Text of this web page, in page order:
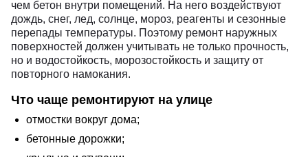
чем бетон внутри помещений. На него воздействуют
дождь, снег, лед, солнце, мороз, реагенты и сезонные
перепады температуры. Поэтому ремонт наружных
поверхностей должен учитывать не только прочность,
но и водостойкость, морозостойкость и защиту от
повторного намокания.
Что чаще ремонтируют на улице
отмостки вокруг дома;
бетонные дорожки;